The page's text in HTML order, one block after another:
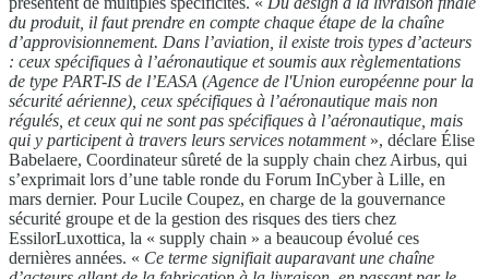
du produit, il faut prendre en compte chaque étape de la chaîne
d’approvisionnement. Dans l’aviation, il existe trois types d’acteurs
: ceux spécifiques à l’aéronautique et soumis aux règlementations
de type PART-IS de l’EASA (Agence de l'Union européenne pour la
sécurité aérienne), ceux spécifiques à l’aéronautique mais non
régulés, et ceux qui ne sont pas spécifiques à l’aéronautique, mais
qui y participent à travers leurs services notamment», déclare Élise
Babelaere, Coordinateur sûreté de la supply chain chez Airbus, qui
s’exprimait lors d’une table ronde du Forum InCyber à Lille, en
mars dernier. Pour Lucile Coupez, en charge de la gouvernance
sécurité groupe et de la gestion des risques des tiers chez
EssilorLuxottica, la « supply chain » a beaucoup évolué ces
dernières années. « Ce terme signifiait auparavant une chaîne